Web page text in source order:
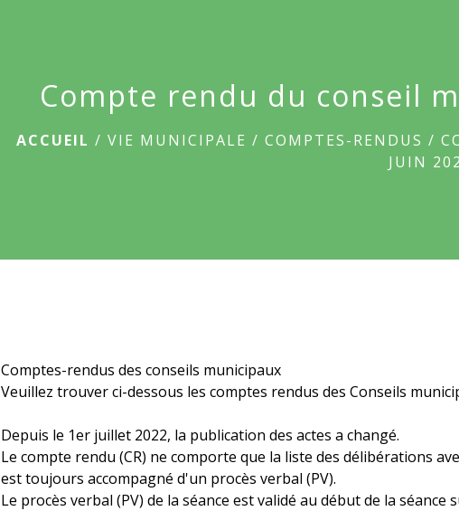
Compte rendu du conseil
ACCUEIL /VIE MUNICIPALE /COMPTES-RENDUS /
JUIN
Comptes-rendus des conseils municipaux
Veuillez trouver ci-dessous les comptes rendus des Conseils
Depuis le 1er juillet 2022, la publication des actes a changé.
Le compte rendu (CR) ne comporte que la liste des délibérations
est toujours accompagné d'un procès verbal (PV).
Le procès verbal (PV) de la séance est validé au début de la séance